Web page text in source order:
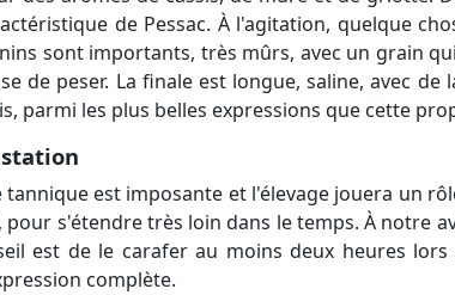
de Pessac. À l'agitation, quelque
sont importants, très mûrs, avec un grain
de peser. La finale est longue, saline, avec
parmi les plus belles expressions que cette
tannique est imposante et l'élevage jouera un
s'étendre très loin dans le temps. À notre
est de le carafer au moins deux heures
complète.